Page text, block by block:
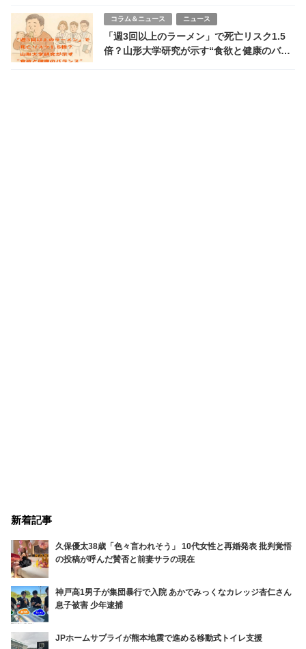
コラム＆ニュース ニュース
「週3回以上のラーメン」で死亡リスク1.5
倍？山形大学研究が示す“食欲と健康のバラ
新着記事
久保優太38歳「色々言われそう」 10代女性と再婚発表 批判覚悟
の投稿が呼んだ賛否と前妻サラの現在
神戸高1男子が集団暴行で入院 あかでみっくなカレッジ杏仁さん
息子被害 少年逮捕
JPホームサプライが熊本地震で進める移動式トイレ支援